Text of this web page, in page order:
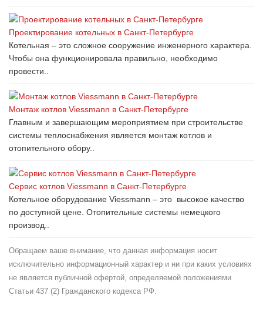
Проектирование котельных в Санкт-Петербурге
Котельная – это сложное сооружение инженерного характера.
Чтобы она функционировала правильно, необходимо
провести..
Монтаж котлов Viessmann в Санкт-Петербурге
Главным и завершающим мероприятием при строительстве
системы теплоснабжения является монтаж котлов и
отопительного обору..
Сервис котлов Viessmann в Санкт-Петербурге
Котельное оборудование Viessmann – это высокое качество
по доступной цене. Отопительные системы немецкого
производ..
Обращаем ваше внимание, что данная информация носит
исключительно информационный характер и ни при каких условиях
не является публичной офертой, определяемой положениями
Статьи 437 (2) Гражданского кодекса РФ.